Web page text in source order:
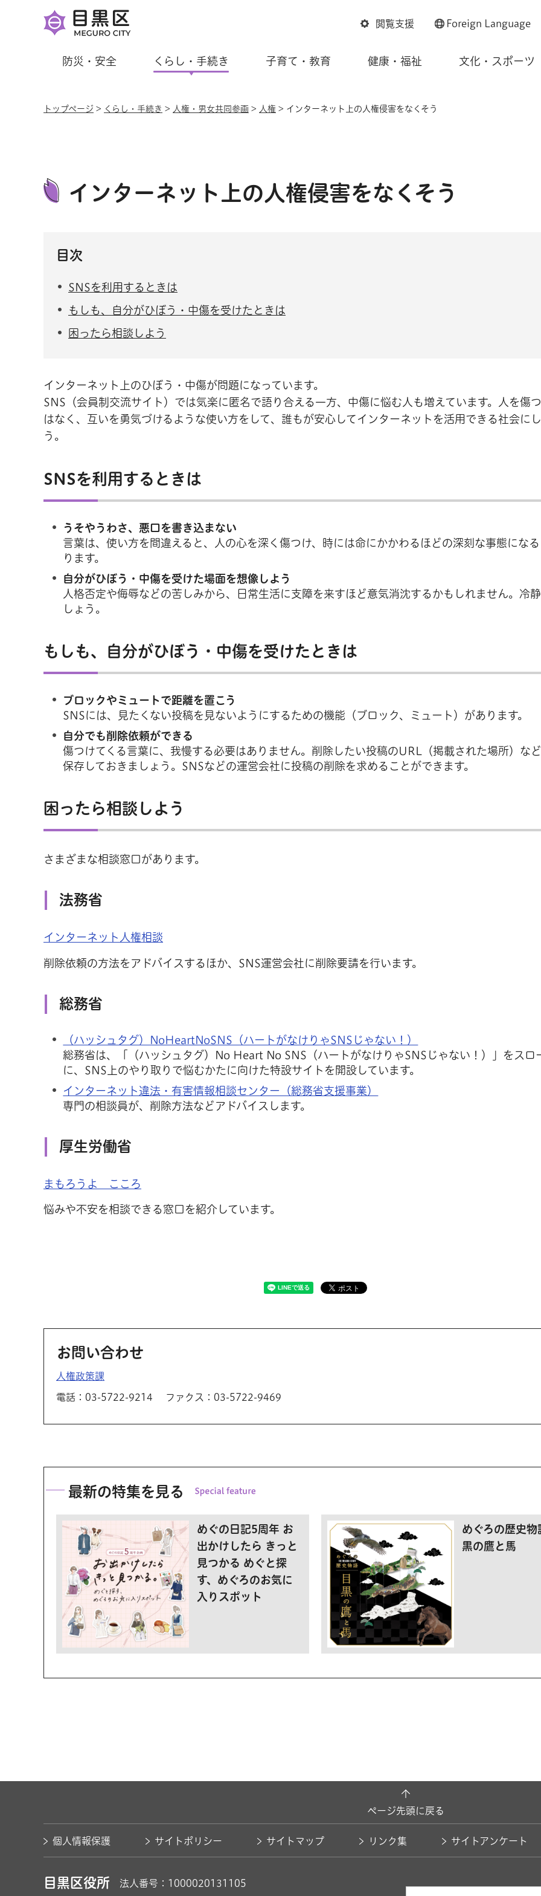
閲覧支援 Foreign Language
防災・安全 くらし・手続き 子育て・教育 健康・福祉 文化・スポーツ
トップページ > くらし・手続き > 人権・男女共同参画 > 人権 > インターネット上の人権侵害をなくそう
インターネット上の人権侵害をなくそう
目次
SNSを利用するときは
もしも、自分がひぼう・中傷を受けたときは
困ったら相談しよう
インターネット上のひぼう・中傷が問題になっています。
SNS（会員制交流サイト）では気楽に匿名で語り合える一方、中傷に悩む人も増えています。人を傷
はなく、互いを勇気づけるような使い方をして、誰もが安心してインターネットを活用できる社会に
う。
SNSを利用するときは
うそやうわさ、悪口を書き込まない
言葉は、使い方を間違えると、人の心を深く傷つけ、時には命にかかわるほどの深刻な事態にな
ります。
自分がひぼう・中傷を受けた場面を想像しよう
人格否定や侮辱などの苦しみから、日常生活に支障を来すほど意気消沈するかもしれません。冷
しょう。
もしも、自分がひぼう・中傷を受けたときは
ブロックやミュートで距離を置こう
SNSには、見たくない投稿を見ないようにするための機能（ブロック、ミュート）があります。
自分でも削除依頼ができる
傷つけてくる言葉に、我慢する必要はありません。削除したい投稿のURL（掲載された場所）な
保存しておきましょう。SNSなどの運営会社に投稿の削除を求めることができます。
困ったら相談しよう
さまざまな相談窓口があります。
法務省
インターネット人権相談
削除依頼の方法をアドバイスするほか、SNS運営会社に削除要請を行います。
総務省
（ハッシュタグ）NoHeartNoSNS（ハートがなけりゃSNSじゃない！）
総務省は、「（ハッシュタグ）No Heart No SNS（ハートがなけりゃSNSじゃない！）」をスロ
に、SNS上のやり取りで悩むかたに向けた特設サイトを開設しています。
インターネット違法・有害情報相談センター（総務省支援事業）
専門の相談員が、削除方法などアドバイスします。
厚生労働省
まもろうよ こころ
悩みや不安を相談できる窓口を紹介しています。
お問い合わせ
人権政策課
電話：03-5722-9214 ファクス：03-5722-9469
最新の特集を見る
めぐの日記5周年 お
出かけしたら きっと
見つかる めぐと探
す、めぐろのお気に
入りスポット
めぐろの歴史物
黒の鷹と馬
ページ先頭に戻る
個人情報保護 サイトポリシー サイトマップ リンク集 サイトアンケート
目黒区役所 法人番号：1000020131105